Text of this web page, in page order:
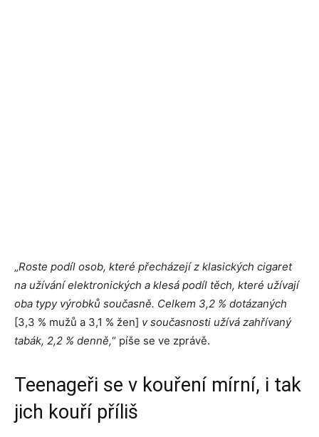
„Roste podíl osob, které přecházejí z klasických cigaret
na užívání elektronických a klesá podíl těch, které užívají
oba typy výrobků současně. Celkem 3,2 % dotázaných
[3,3 % mužů a 3,1 % žen] v současnosti užívá zahřívaný
tabák, 2,2 % denně,“ píše se ve zprávě.
Teenageři se v kouření mírní, i tak
jich kouří příliš